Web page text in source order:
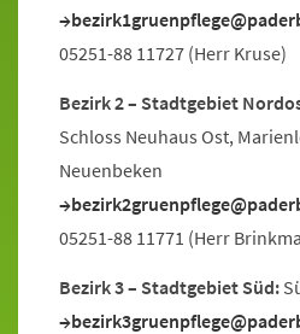
05251-88 11727 (Herr Kruse)
Bezirk 2 – Stadtgebiet
Schloss Neuhaus Ost,
Neuenbeken
05251-88 11771 (Herr
Bezirk 3 – Stadtgebiet Süd: